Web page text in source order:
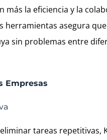
la eficiencia y la
asegura
sin problemas entre
Empresas
tareas repetitivas,